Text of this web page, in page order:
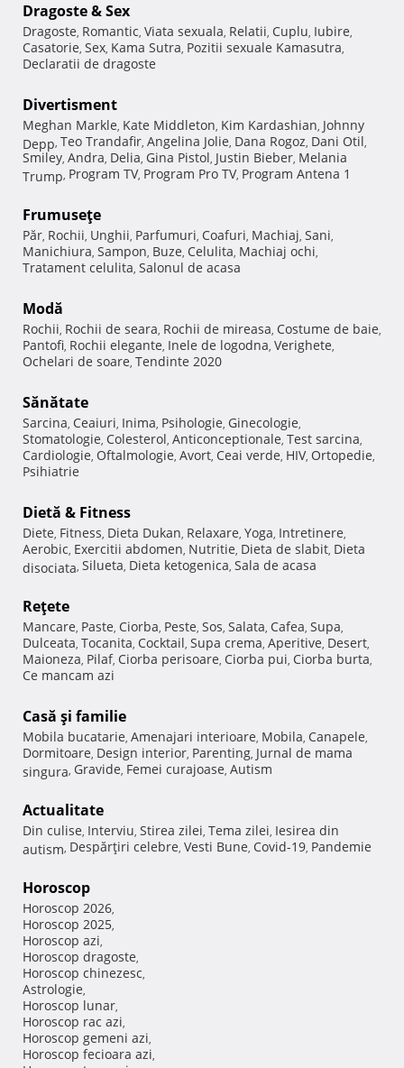
Dragoste & Sex
Dragoste, Romantic, Viata sexuala, Relatii, Cuplu, Iubire,
Casatorie, Sex, Kama Sutra, Pozitii sexuale Kamasutra,
Declaratii de dragoste
Divertisment
Meghan Markle, Kate Middleton, Kim Kardashian, Johnny
Depp, Teo Trandafir, Angelina Jolie, Dana Rogoz, Dani Otil,
Smiley, Andra, Delia, Gina Pistol, Justin Bieber, Melania
Trump, Program TV, Program Pro TV, Program Antena 1
Frumuseţe
Păr, Rochii, Unghii, Parfumuri, Coafuri, Machiaj, Sani,
Manichiura, Sampon, Buze, Celulita, Machiaj ochi,
Tratament celulita, Salonul de acasa
Modă
Rochii, Rochii de seara, Rochii de mireasa, Costume de baie,
Pantofi, Rochii elegante, Inele de logodna, Verighete,
Ochelari de soare, Tendinte 2020
Sănătate
Sarcina, Ceaiuri, Inima, Psihologie, Ginecologie,
Stomatologie, Colesterol, Anticonceptionale, Test sarcina,
Cardiologie, Oftalmologie, Avort, Ceai verde, HIV, Ortopedie,
Psihiatrie
Dietă & Fitness
Diete, Fitness, Dieta Dukan, Relaxare, Yoga, Intretinere,
Aerobic, Exercitii abdomen, Nutritie, Dieta de slabit, Dieta
disociata, Silueta, Dieta ketogenica, Sala de acasa
Reţete
Mancare, Paste, Ciorba, Peste, Sos, Salata, Cafea, Supa,
Dulceata, Tocanita, Cocktail, Supa crema, Aperitive, Desert,
Maioneza, Pilaf, Ciorba perisoare, Ciorba pui, Ciorba burta,
Ce mancam azi
Casă şi familie
Mobila bucatarie, Amenajari interioare, Mobila, Canapele,
Dormitoare, Design interior, Parenting, Jurnal de mama
singura, Gravide, Femei curajoase, Autism
Actualitate
Din culise, Interviu, Stirea zilei, Tema zilei, Iesirea din
autism, Despărţiri celebre, Vesti Bune, Covid-19, Pandemie
Horoscop
Horoscop 2026,
Horoscop 2025,
Horoscop azi,
Horoscop dragoste,
Horoscop chinezesc,
Astrologie,
Horoscop lunar,
Horoscop rac azi,
Horoscop gemeni azi,
Horoscop fecioara azi,